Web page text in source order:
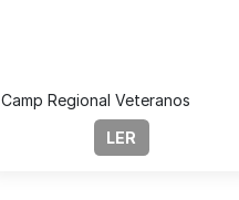
Camp Regional Veteranos
LER